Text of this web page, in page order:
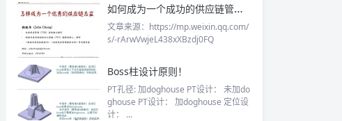
如何成为一个成功的供应链管理总监
文章来源：https://mp.weixin.qq.com/
s/-rArwVwjeL438xXBzdj0FQ
Boss柱设计原则！
PT孔径: 加doghouse PT设计： 未加do
ghouse PT设计： 加doghouse 定位设
计： ...